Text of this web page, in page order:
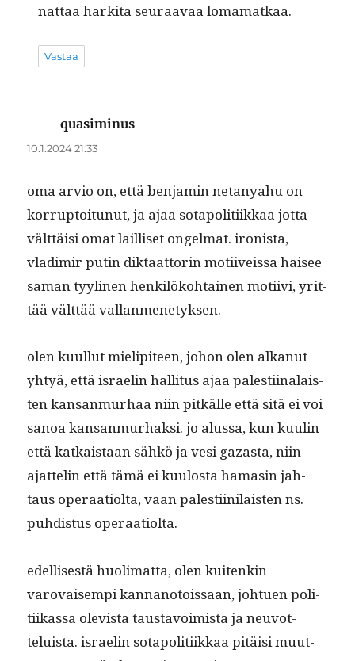
nat­taa harki­ta seu­raavaa lomamatkaa.
Vastaa
quasiminus
10.1.2024 21:33
oma arvio on, että ben­jamin netanyahu on
kor­rup­toitunut, ja ajaa sotapoli­ti­ikkaa jot­ta
vält­täisi omat lail­liset ongel­mat. iro­nista,
vladimir putin dik­taat­torin moti­iveis­sa haisee
saman tyy­li­nen henkilöko­htainen moti­ivi, yrit­
tää vält­tää vallanmenetyksen.
olen kuul­lut mielip­i­teen, johon olen alka­nut
yhtyä, että israelin hal­li­tus ajaa palesti­inalais­
ten kansan­murhaa niin pitkälle että sitä ei voi
sanoa kansan­murhak­si. jo alus­sa, kun kuulin
että katkaistaan sähkö ja vesi gaza­s­ta, niin
ajat­telin että tämä ei kuu­losta hamasin jah­
taus oper­aa­ti­ol­ta, vaan palesti­ini­lais­ten ns.
puhdis­tus operaatiolta.
edel­lis­es­tä huoli­mat­ta, olen kuitenkin
varovaisem­pi kan­nan­otois­saan, johtuen poli­
ti­ikas­sa ole­vista taus­tavoimista ja neu­vot­
teluista. israelin sotapoli­ti­ikkaa pitäisi muut­